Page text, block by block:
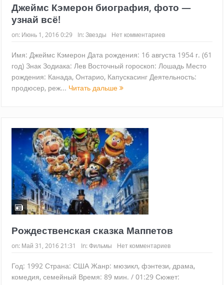
Джеймс Кэмерон биография, фото —
узнай всё!
on: Июнь 1, 2016 0:29 In: Звезды Нет комментариев
Имя: Джеймс Кэмерон Дата рождения: 16 августа 1954 г. (61
год) Знак Зодиака: Лев Восточный гороскоп: Лошадь Место
рождения: Канада, Онтарио, Капускасинг Деятельность:
продюсер, реж... Читать дальше
Рождественская сказка Маппетов
on: Май 31, 2016 21:31 In: Фильмы Нет комментариев
Год: 1992 Страна: США Жанр: мюзикл, фэнтези, драма,
комедия, семейный Время: 89 мин. / 01:29 Сюжет: